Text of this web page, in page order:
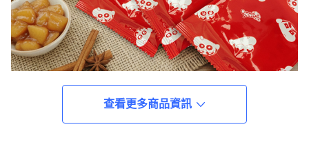
查看更多商品資訊